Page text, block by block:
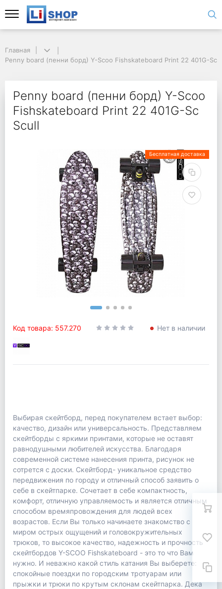
Главная
Penny board (пенни борд) Y-Scoo Fishskateboard Print 22 401G-Sc
Penny board (пенни борд) Y-Scoo
Fishskateboard Print 22 401G-Sc
Scull
Бесплатная доставка
Код товара: 557.270 Нет в наличии
Выбирая скейтборд, перед покупателем встает выбор:
качество, дизайн или универсальность. Представляем
скейтборды с яркими принтами, которые не оставят
равнодушными любителей искусства. Благодаря
современной системе нанесения принта, рисунок не
сотрется с доски. Скейтборд- уникальное средство
передвижения по городу и отличный способ заявить о
себе в скейтпарке. Сочетает в себе компактность,
комфорт, отличную управляемость и является отличным
способом времяпровождения для людей всех
возрастов. Если Вы только начинаете знакомство с
миром острых ощущений и головокружительных
трюков, то высокое качество, надежность и прочность
скейтбордов Y-SCOO Fishskateboard - это то что Вам
нужно. И неважно какой стиль катания Вы выберете:
спокойные поездки по городским тротуарам или
прыжки и трюки по крутым склонам скейтпарка. Дека